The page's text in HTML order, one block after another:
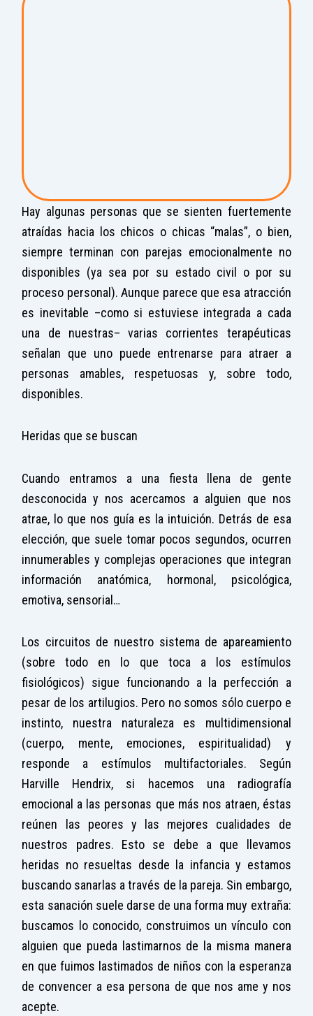
Hay algunas personas que se sienten fuertemente
atraídas hacia los chicos o chicas “malas”, o bien,
siempre terminan con parejas emocionalmente no
disponibles (ya sea por su estado civil o por su
proceso personal). Aunque parece que esa atracción
es inevitable ­–como si estuviese integrada a cada
una de nuestras– varias corrientes terapéuticas
señalan que uno puede entrenarse para atraer a
personas amables, respetuosas y, sobre todo,
disponibles.
Heridas que se buscan
Cuando entramos a una fiesta llena de gente
desconocida y nos acercamos a alguien que nos
atrae, lo que nos guía es la intuición. Detrás de esa
elección, que suele tomar pocos segundos, ocurren
innumerables y complejas operaciones que integran
información anatómica, hormonal, psicológica,
emotiva, sensorial…
Los circuitos de nuestro sistema de apareamiento
(sobre todo en lo que toca a los estímulos
fisiológicos) sigue funcionando a la perfección a
pesar de los artilugios. Pero no somos sólo cuerpo e
instinto, nuestra naturaleza es multidimensional
(cuerpo, mente, emociones, espiritualidad) y
responde a estímulos multifactoriales. Según
Harville Hendrix, si hacemos una radiografía
emocional a las personas que más nos atraen, éstas
reúnen las peores y las mejores cualidades de
nuestros padres. Esto se debe a que llevamos
heridas no resueltas desde la infancia y estamos
buscando sanarlas a través de la pareja. Sin embargo,
esta sanación suele darse de una forma muy extraña:
buscamos lo conocido, construimos un vínculo con
alguien que pueda lastimarnos de la misma manera
en que fuimos lastimados de niños con la esperanza
de convencer a esa persona de que nos ame y nos
acepte.